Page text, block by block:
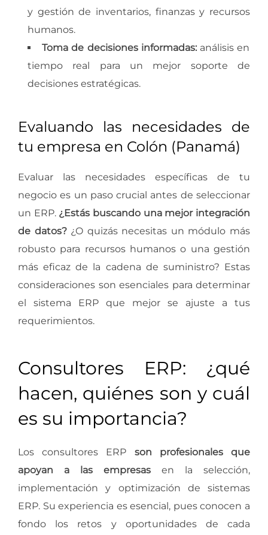
y gestión de inventarios, finanzas y recursos
humanos.
Toma de decisiones informadas:análisis en
tiempo real para un mejor soporte de
decisiones estratégicas.
Evaluando las necesidades de
tu empresa en Colón (Panamá)
Evaluar las necesidades específicas de tu
negocio es un paso crucial antes de seleccionar
un ERP. ¿Estás buscando una mejor integración
de datos?¿O quizás necesitas un módulo más
robusto para recursos humanos o una gestión
más eficaz de la cadena de suministro? Estas
consideraciones son esenciales para determinar
el sistema ERP que mejor se ajuste a tus
requerimientos.
Consultores ERP: ¿qué
hacen, quiénes son y cuál
es su importancia?
Los consultores ERP son profesionales que
apoyan a las empresas en la selección,
implementación y optimización de sistemas
ERP. Su experiencia es esencial, pues conocen a
fondo los retos y oportunidades de cada